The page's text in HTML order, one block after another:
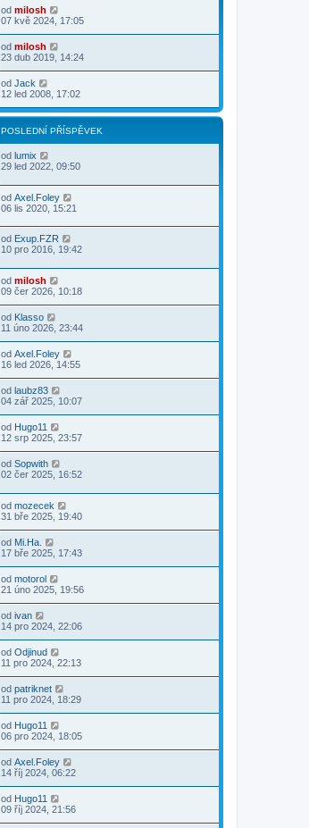
od milosh
07 kvě 2024, 17:05
od milosh
23 dub 2019, 14:24
od Jack
12 led 2008, 17:02
POSLEDNÍ PŘÍSPĚVEK
od lumix
29 led 2022, 09:50
od Axel.Foley
06 lis 2020, 15:21
od Exup.FZR
10 pro 2016, 19:42
od milosh
09 čer 2026, 10:18
od Klasso
11 úno 2026, 23:44
od Axel.Foley
16 led 2026, 14:55
od laubz83
04 zář 2025, 10:07
od Hugo11
12 srp 2025, 23:57
od Sopwith
02 čer 2025, 16:52
od mozecek
31 bře 2025, 19:40
od Mi.Ha.
17 bře 2025, 17:43
od motorol
21 úno 2025, 19:56
od ivan
14 pro 2024, 22:06
od Odjinud
11 pro 2024, 22:13
od patriknet
11 pro 2024, 18:29
od Hugo11
06 pro 2024, 18:05
od Axel.Foley
14 říj 2024, 06:22
od Hugo11
09 říj 2024, 21:56